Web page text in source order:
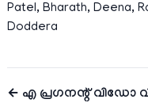
Patel, Bharath, Deena,
Doddera
← എ പ്രഗനന്റ് വിഡോ